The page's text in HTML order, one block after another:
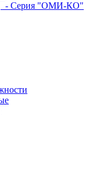
- Серия "ОМИ-КО"